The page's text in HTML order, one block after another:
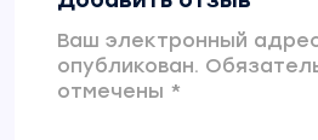
Ваш электронный
опубликован.
отмечены *